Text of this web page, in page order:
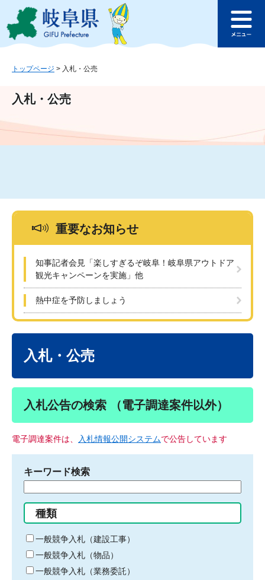
ジ
ュ
文
このページの本文へ
ュ
トップページ > 入札・公売
入札・公売
重要なお知らせ
知事記者会見「楽しすぎるぞ岐阜！岐阜県アウトドア
観光キャンペーンを実施」他
熱中症を予防しましょう
入札・公売
入札公告の検索 （電子調達案件以外）
電子調達案件は、 入札情報公開システムで公告しています
キーワード検索
る
キ
ー
ワ
ー
種類
一般競争入札（建設工事）
一般競争入札（物品）
一般競争入札（業務委託）